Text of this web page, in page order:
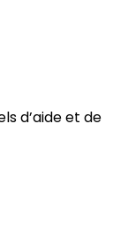
d’aide et de